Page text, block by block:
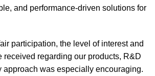
and performance-driven solutions for
participation, the level of interest and
received regarding our products, R&D
approach was especially encouraging.